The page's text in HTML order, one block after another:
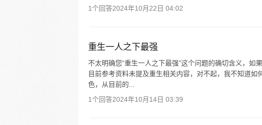
1个回答2024年10月22日 04:02
重生一人之下最强
不太明确您“重生一人之下最强”这个问题的确切含义，如
目前参考资料未提及重生相关内容，对不起，我不知道
色，从目前的...
1个回答2024年10月14日 03:39